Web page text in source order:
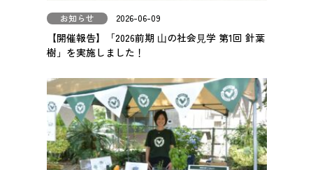
【開催報告】「2026前期 ⼭の社会⾒学 第1回 針葉
樹」を実施しました！
お知らせ 2026-06-09